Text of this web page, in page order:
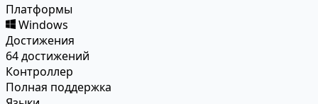
Платформы
Windows
Достижения
64 достижений
Контроллер
Полная поддержка